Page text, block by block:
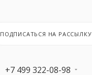
ПОДПИСАТЬСЯ НА РАССЫЛКУ
+7 499 322-08-98